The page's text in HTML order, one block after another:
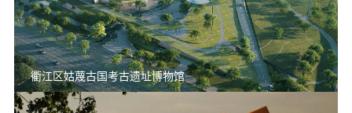
衢江区姑蔑古国考古遗址博物馆